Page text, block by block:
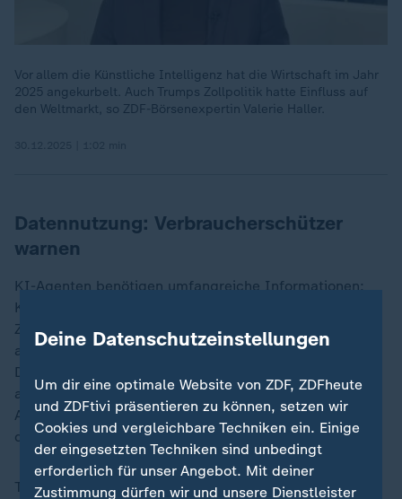
Vor allem die Künstliche Intelligenz hat die Wirtschaft im Jahr
2025 angekurbelt. Auch Trumps Zollpolitik hatte Einfluss auf
den Weltmarkt, so ZDF-Börsenexpertin Valerie Haller.
Datennutzung: Verbraucherschützer
warnen
KI-Agenten benötigen umfangreiche Informationen:
Kaufhistorien, Präferenzen, Standort- und
Zahlungsdaten. Je stärker Entscheidungen
automatisiert werden, desto intensiver die
Datennutzung. "Plattformen können ihre Datenmacht
ausbauen und Persönlichkeitsprofile erstellen", warnt
Ayten Öksüz von der Verbraucherzentrale NRW. Zudem
droht die Manipulation von Kaufentscheidungen.
Transparenz bleibt ein Problem: Nutzer wissen oft
Deine Datenschutzeinstellungen
Um dir eine optimale Website von ZDF, ZDFheute
und ZDFtivi präsentieren zu können, setzen wir
Cookies und vergleichbare Techniken ein. Einige
der eingesetzten Techniken sind unbedingt
erforderlich für unser Angebot. Mit deiner
Zustimmung dürfen wir und unsere Dienstleister